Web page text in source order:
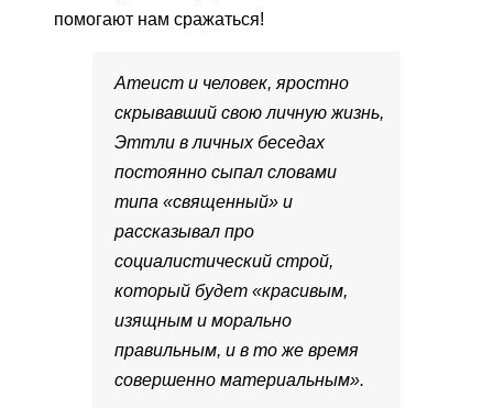
помогают нам сражаться!
Атеист и человек, яростно
скрывавший свою личную жизнь,
Эттли в личных беседах
постоянно сыпал словами
типа «священный» и
рассказывал про
социалистический строй,
который будет «красивым,
изящным и морально
правильным, и в то же время
совершенно материальным».